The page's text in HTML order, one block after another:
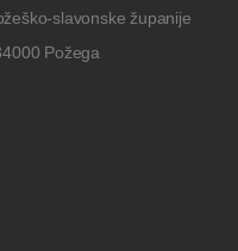
slavonske županije
Požega